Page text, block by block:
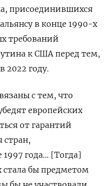
присоединившихся
в конце 1990-х
требований
к США перед тем,
2022 году.
с тем, что
европейских
от гарантий
стран,
года… [Тогда]
стала бы предметом